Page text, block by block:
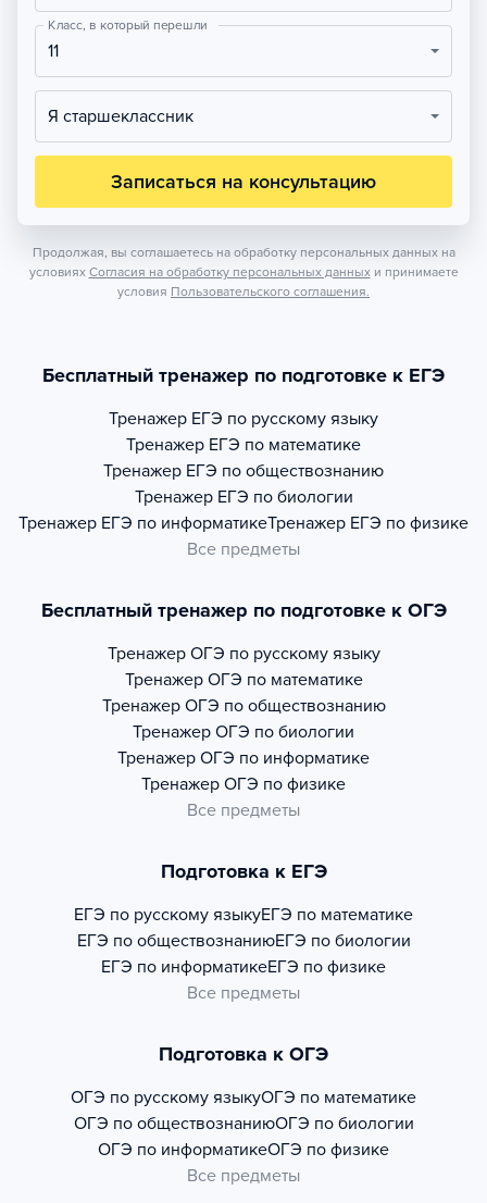
Класс, в который перешли
11
Я старшеклассник
Записаться на консультацию
Продолжая, вы соглашаетесь на обработку персональных данных на
условиях Согласия на обработку персональных данных и принимаете
условия Пользовательского соглашения.
Бесплатный тренажер по подготовке к ЕГЭ
Тренажер ЕГЭ по русскому языку
Тренажер ЕГЭ по математике
Тренажер ЕГЭ по обществознанию
Тренажер ЕГЭ по биологии
Тренажер ЕГЭ по информатикеТренажер ЕГЭ по физике
Все предметы
Бесплатный тренажер по подготовке к ОГЭ
Тренажер ОГЭ по русскому языку
Тренажер ОГЭ по математике
Тренажер ОГЭ по обществознанию
Тренажер ОГЭ по биологии
Тренажер ОГЭ по информатике
Тренажер ОГЭ по физике
Все предметы
Подготовка к ЕГЭ
ЕГЭ по русскому языкуЕГЭ по математике
ЕГЭ по обществознаниюЕГЭ по биологии
ЕГЭ по информатикеЕГЭ по физике
Все предметы
Подготовка к ОГЭ
ОГЭ по русскому языкуОГЭ по математике
ОГЭ по обществознаниюОГЭ по биологии
ОГЭ по информатикеОГЭ по физике
Все предметы